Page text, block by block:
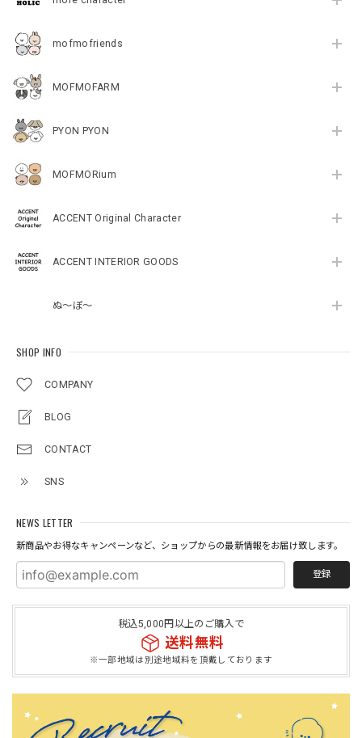
mofmofriends
MOFMOFARM
PYON PYON
MOFMORium
ACCENT Original Character
ACCENT INTERIOR GOODS
ぬ～ぼ～
SHOP INFO
COMPANY
BLOG
CONTACT
SNS
NEWS LETTER
新商品やお得なキャンペーンなど、ショップからの最新情報をお届け致します。
登録
税込5,000円以上のご購入で
送料無料
※一部地域は別途地域料を頂戴しております